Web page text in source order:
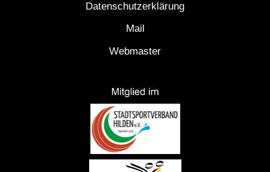
Datenschutzerklärung
Mail
Webmaster